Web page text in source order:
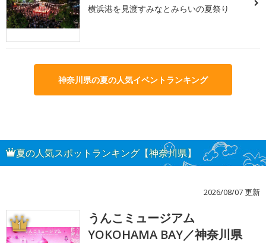
横浜港を見渡すみなとみらいの夏祭り
神奈川県の夏の人気イベントランキング
夏の人気スポットランキング【神奈川県】
2026/08/07 更新
1
うんこミュージアム
YOKOHAMA BAY／神奈川県